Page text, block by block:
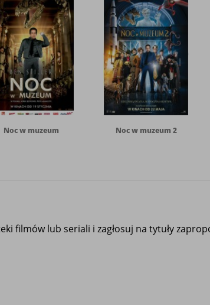
Noc w muzeum Noc w muzeum 2
filmów lub seriali i zagłosuj na tytuły